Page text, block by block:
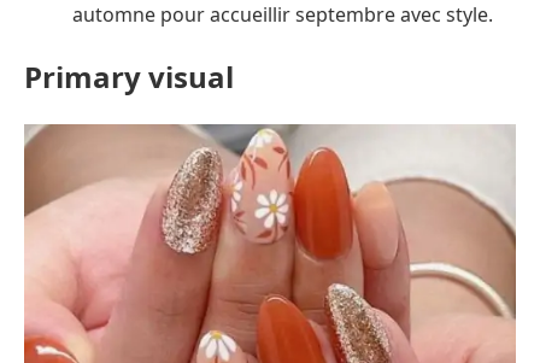
automne pour accueillir septembre avec style.
Primary visual